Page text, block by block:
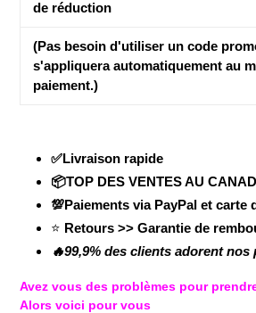
de réduction
(Pas besoin d'utiliser un code
s'appliquera automatiquement au
paiement.)
✅Livraison rapide
📦TOP DES VENTES AU
💯Paiements via PayPal et carte
⭐ Retours >> Garantie de
🔥99,9% des clients adorent
Avez vous des problèmes pour
Alors voici pour